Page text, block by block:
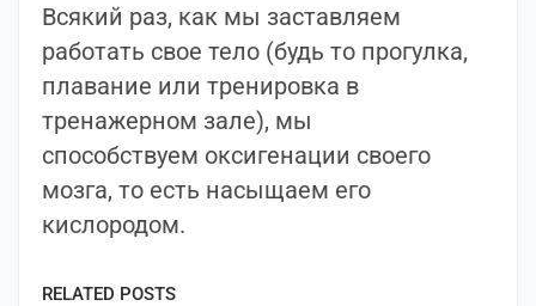
Всякий раз, как мы заставляем
работать свое тело (будь то прогулка,
плавание или тренировка в
тренажерном зале), мы
способствуем оксигенации своего
мозга, то есть насыщаем его
кислородом.
RELATED POSTS